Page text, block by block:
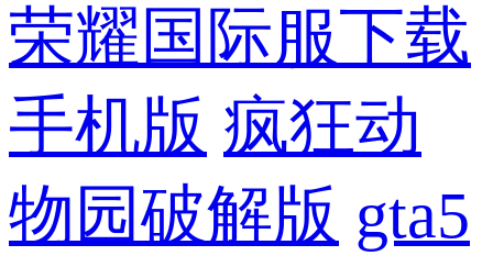
荣耀国际服下载
手机版 疯狂动
物园破解版 gta5